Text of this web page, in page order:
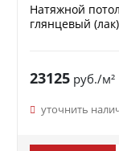
Натяжной
глянцевый
23125руб./м²
уточнить